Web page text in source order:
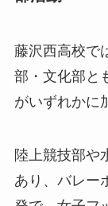
藤沢西高校で
部・文化部と
がいずれかに
陸上競技部や
あり、バレー